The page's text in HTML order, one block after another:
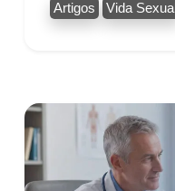
Artigos Vida Sexual